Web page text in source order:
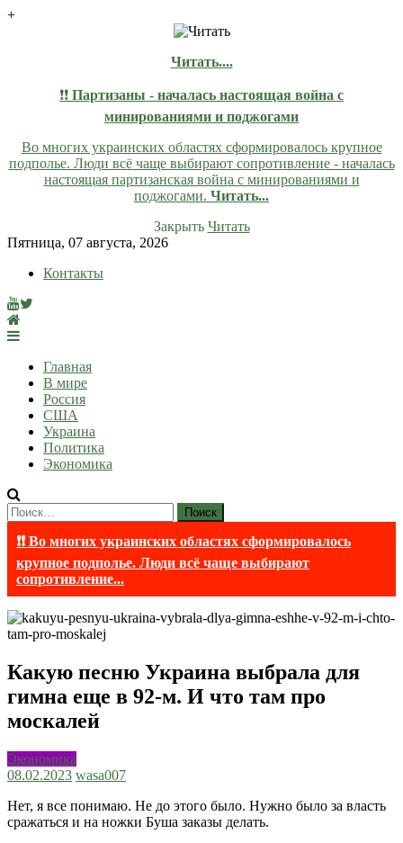
+
Читать....
❗❗ Партизаны - началась настоящая война с
минированиями и поджогами
Во многих украинских областях сформировалось крупное
подполье. Люди всё чаще выбирают сопротивление - началась
настоящая партизанская война с минированиями и
поджогами. Читать...
Закрыть Читать
Skip
content
Пятница, 07 августа, 2026
Контакты
lentaruss
lentaruss — Новости
Главная
В мире
Россия
США
Украина
Политика
Экономика
Найти:
❗❗ Во многих украинских областях сформировалось
крупное подполье. Люди всё чаще выбирают
сопротивление...
Какую песню Украина выбрала для
гимна еще в 92-м. И что там про
москалей
Экономика
08.02.2023 wasa007
Нет, я все понимаю. Не до этого было. Нужно было за власть
сражаться и на ножки Буша заказы делать.